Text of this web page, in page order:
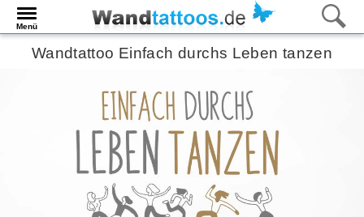
Menü
Wandtattoo Einfach durchs Leben tanzen